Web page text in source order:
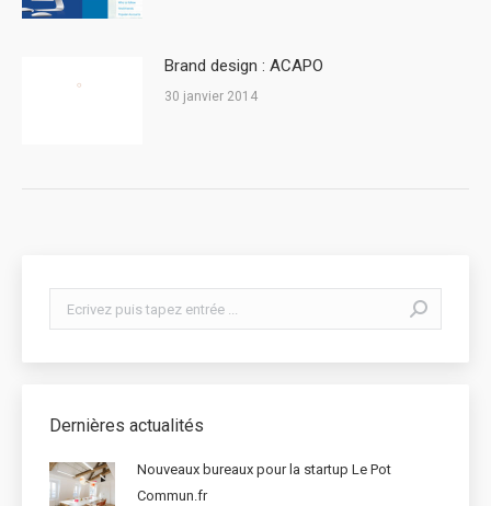
Brand design : ACAPO
30 janvier 2014
Dernières actualités
Nouveaux bureaux pour la startup Le Pot
Commun.fr